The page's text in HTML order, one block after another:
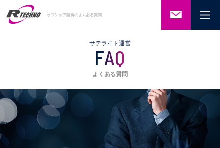
オフショア開発のよくある質問 ご相談・
わせ
サテライト運営
FAQ
よくある質問